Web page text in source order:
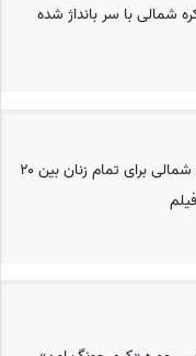
شمالی با سر بانداژ شده
دستور عجیب رهبر کره شمالی برای تمام زنان بین ۲۰